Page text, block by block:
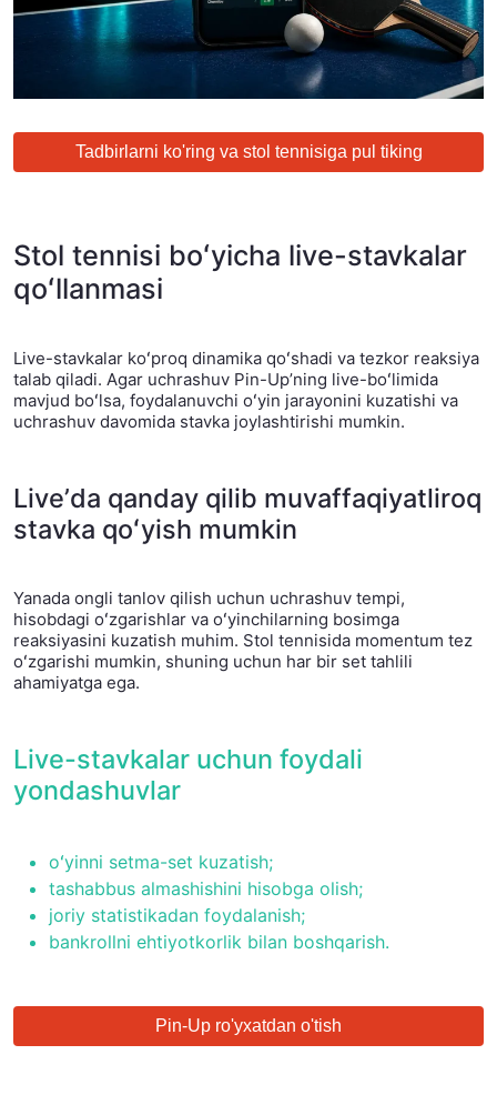
Tadbirlarni ko'ring va stol tennisiga pul tiking
Stol tennisi boʻyicha live-stavkalar
qoʻllanmasi
Live-stavkalar koʻproq dinamika qoʻshadi va tezkor reaksiya
talab qiladi. Agar uchrashuv Pin-Upʼning live-boʻlimida
mavjud boʻlsa, foydalanuvchi oʻyin jarayonini kuzatishi va
uchrashuv davomida stavka joylashtirishi mumkin.
Liveʼda qanday qilib muvaffaqiyatliroq
stavka qoʻyish mumkin
Yanada ongli tanlov qilish uchun uchrashuv tempi,
hisobdagi oʻzgarishlar va oʻyinchilarning bosimga
reaksiyasini kuzatish muhim. Stol tennisida momentum tez
oʻzgarishi mumkin, shuning uchun har bir set tahlili
ahamiyatga ega.
Live-stavkalar uchun foydali
yondashuvlar
oʻyinni setma-set kuzatish;
tashabbus almashishini hisobga olish;
joriy statistikadan foydalanish;
bankrollni ehtiyotkorlik bilan boshqarish.
Pin-Up ro'yxatdan o'tish